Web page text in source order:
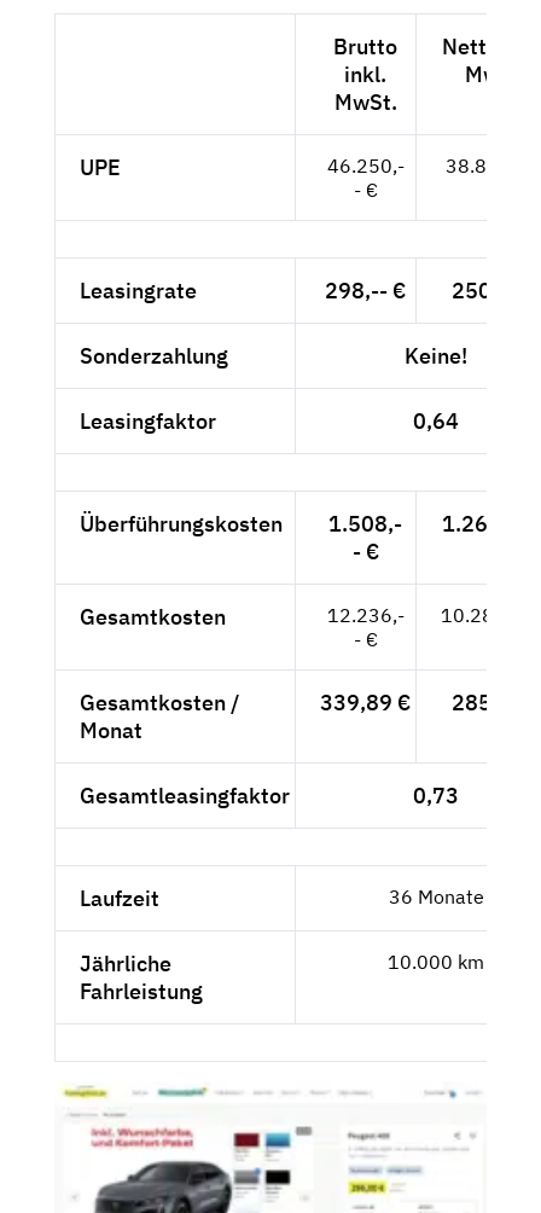
Brutto
inkl.
MwSt.
Netto
MwSt.
UPE
46.250,-
- €
38.866,--
Leasingrate 298,-- € 250,42 €
Sonderzahlung Keine!
Leasingfaktor 0,64
Überführungskosten
1.508,-
- €
1.267,23
Gesamtkosten
12.236,-
- €
10.282,35
Gesamtkosten /
Monat
339,89 € 285,62 €
Gesamtleasingfaktor 0,73
Laufzeit 36 Monate
Jährliche
Fahrleistung
10.000 km